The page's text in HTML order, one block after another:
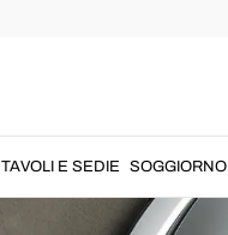
TAVOLI E SEDIE SOGGIORNO